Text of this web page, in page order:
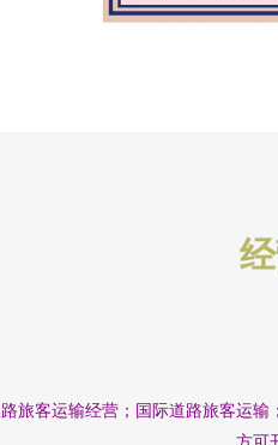
旅客运输经营；国际道路旅客运
方可